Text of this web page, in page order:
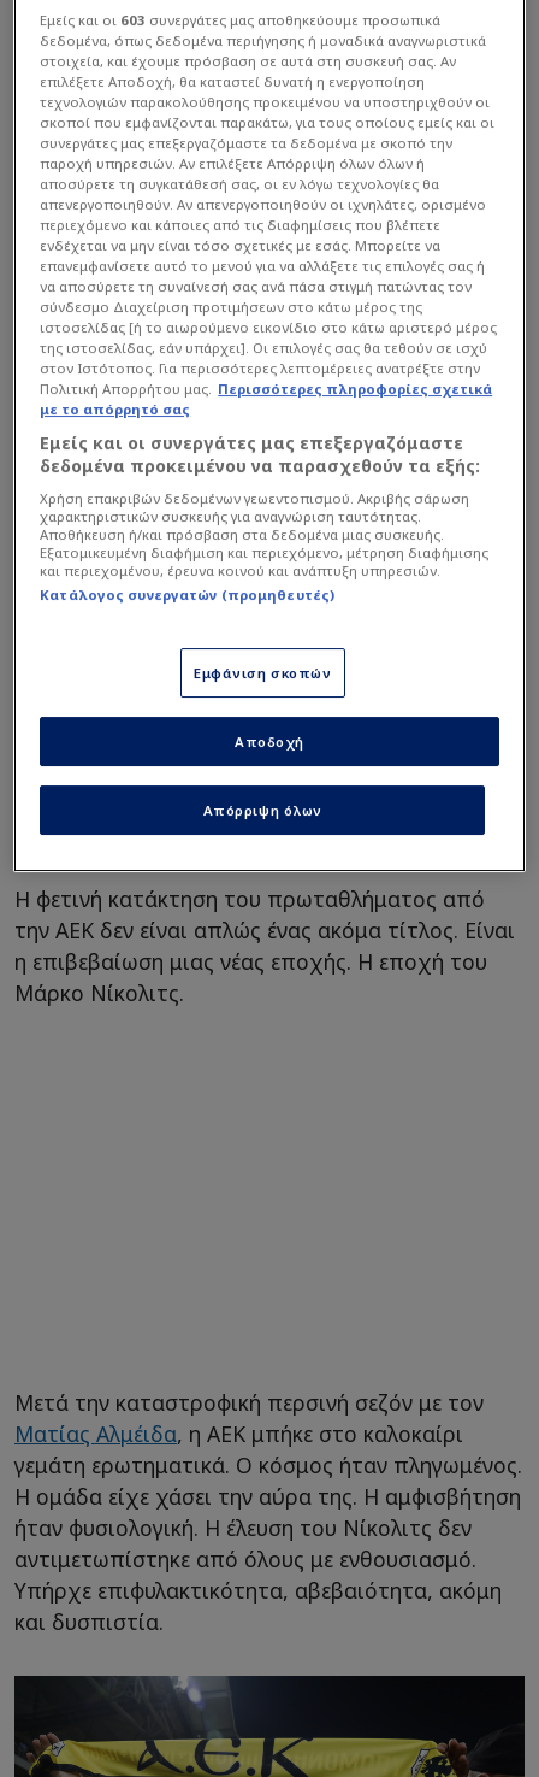
Όχι με περίπατο. Όχι χωρίς πληγές. Όχι χωρίς
αμφιβολίες. Το πήρε μέσα από πίεση, ευρωπαϊκές
μάχες, ντέρμπι που έσπαγαν καρδιές, ανατροπές,
δοκάρια, ακυρωμένα γκολ, αγωνία μέχρι το
τελευταίο δευτερόλεπτο και μια Νέα Φιλαδέλφεια
που έβραζε.
Διαβάστε επίσης...
Φιέστα Ηλιόπουλου:
Έσβησε τα φώτα και
απόλαυσε 2 τραγούδια στο
γήπεδο (Vid)
Η νέα δήλωση που
σπρώχνει Μπενίτεθ στην
έξοδο - Κάτι ήξερε με
Γιάγκουσιτς!
Η φετινή κατάκτηση του πρωταθλήματος από
την ΑΕΚ δεν είναι απλώς ένας ακόμα τίτλος. Είναι
η επιβεβαίωση μιας νέας εποχής. Η εποχή του
Μάρκο Νίκολιτς.
Μετά την καταστροφική περσινή σεζόν με τον
Ματίας Αλμέιδα, η ΑΕΚ μπήκε στο καλοκαίρι
γεμάτη ερωτηματικά. Ο κόσμος ήταν πληγωμένος.
Η ομάδα είχε χάσει την αύρα της. Η αμφισβήτηση
ήταν φυσιολογική. Η έλευση του Νίκολιτς δεν
αντιμετωπίστηκε από όλους με ενθουσιασμό.
Υπήρχε επιφυλακτικότητα, αβεβαιότητα, ακόμη
και δυσπιστία.
Εμείς και οι 603 συνεργάτες μας αποθηκεύουμε προσωπικά
δεδομένα, όπως δεδομένα περιήγησης ή μοναδικά αναγνωριστικά
στοιχεία, και έχουμε πρόσβαση σε αυτά στη συσκευή σας. Αν
επιλέξετε Αποδοχή, θα καταστεί δυνατή η ενεργοποίηση
τεχνολογιών παρακολούθησης προκειμένου να υποστηριχθούν οι
σκοποί που εμφανίζονται παρακάτω, για τους οποίους εμείς και οι
συνεργάτες μας επεξεργαζόμαστε τα δεδομένα με σκοπό την
παροχή υπηρεσιών. Αν επιλέξετε Απόρριψη όλων όλων ή
αποσύρετε τη συγκατάθεσή σας, οι εν λόγω τεχνολογίες θα
απενεργοποιηθούν. Αν απενεργοποιηθούν οι ιχνηλάτες, ορισμένο
περιεχόμενο και κάποιες από τις διαφημίσεις που βλέπετε
ενδέχεται να μην είναι τόσο σχετικές με εσάς. Μπορείτε να
επανεμφανίσετε αυτό το μενού για να αλλάξετε τις επιλογές σας ή
να αποσύρετε τη συναίνεσή σας ανά πάσα στιγμή πατώντας τον
σύνδεσμο Διαχείριση προτιμήσεων στο κάτω μέρος της
ιστοσελίδας [ή το αιωρούμενο εικονίδιο στο κάτω αριστερό μέρος
της ιστοσελίδας, εάν υπάρχει]. Οι επιλογές σας θα τεθούν σε ισχύ
στον Ιστότοπος. Για περισσότερες λεπτομέρειες ανατρέξτε στην
Πολιτική Απορρήτου μας. Περισσότερες πληροφορίες σχετικά
με το απόρρητό σας
Εμείς και οι συνεργάτες μας επεξεργαζόμαστε
δεδομένα προκειμένου να παρασχεθούν τα εξής:
Χρήση επακριβών δεδομένων γεωεντοπισμού. Ακριβής σάρωση
χαρακτηριστικών συσκευής για αναγνώριση ταυτότητας.
Αποθήκευση ή/και πρόσβαση στα δεδομένα μιας συσκευής.
Εξατομικευμένη διαφήμιση και περιεχόμενο, μέτρηση διαφήμισης
και περιεχομένου, έρευνα κοινού και ανάπτυξη υπηρεσιών.
Κατάλογος συνεργατών (προμηθευτές)
Εμφάνιση σκοπών
Απόρριψη όλων
Αποδοχή